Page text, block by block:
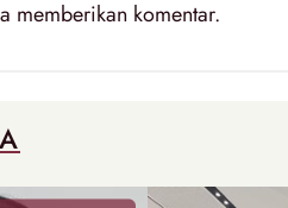
memberikan komentar.